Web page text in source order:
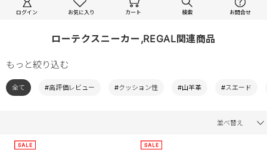
ログイン お気に入り カート 検索 お問合せ
ローテクスニーカー,REGAL関連商品
もっと絞り込む
全て #高評価レビュー #クッション性 #山羊革 #スエード
並べ替え